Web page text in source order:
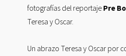
fotografías del reportaje Pre
Teresa y Oscar.
Un abrazo Teresa y Oscar por